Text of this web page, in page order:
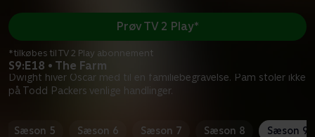
S9:E18 • The Farm
Dwight hiver Oscar med til en familiebegravelse. Pam stoler ikke
på Todd Packers venlige handlinger.
Prøv TV 2 Play*
*tilkøbes til TV 2 Play abonnement
Sæson 5 Sæson 6 Sæson 7 Sæson 8 Sæson 9